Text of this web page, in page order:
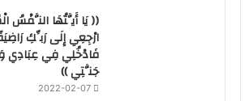
(( يَا أَيَّتُهَا النَّفْسُ
ارْجِعِي إِلَى رَبِّكِ
فَادْخُلِي فِي عِبَادِي
جَنَّتِي ))
2022-02-07